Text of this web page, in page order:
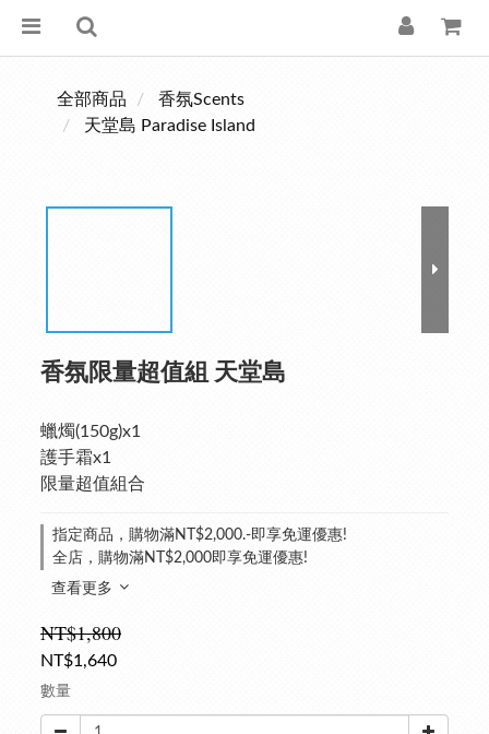
全部商品
香氛Scents
天堂島 Paradise Island
香氛限量超值組 天堂島
蠟燭(150g)x1
護手霜x1
限量超值組合
指定商品，購物滿NT$2,000.-即享免運優惠!
全店，購物滿NT$2,000即享免運優惠!
查看更多
NT$1,800
NT$1,640
數量